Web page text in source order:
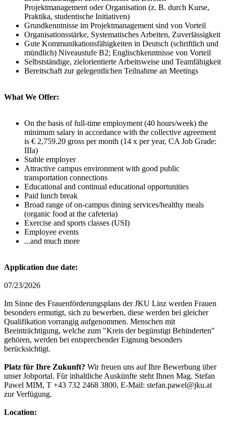
Projektmanagement oder Organisation (z. B. durch Kurse,
Praktika, studentische Initiativen)
Grundkenntnisse im Projektmanagement sind von Vorteil
Organisationsstärke, Systematisches Arbeiten, Zuverlässigkeit
Gute Kommunikationsfähigkeiten in Deutsch (schriftlich und
mündlich) Niveaustufe B2; Englischkenntnisse von Vorteil
Selbstständige, zielorientierte Arbeitsweise und Teamfähigkeit
Bereitschaft zur gelegentlichen Teilnahme an Meetings
What We Offer:
On the basis of full-time employment (40 hours/week) the
minimum salary in accordance with the collective agreement
is € 2,759.20 gross per month (14 x per year, CA Job Grade:
IIIa)
Stable employer
Attractive campus environment with good public
transportation connections
Educational and continual educational opportunities
Paid lunch break
Broad range of on-campus dining services/healthy meals
(organic food at the cafeteria)
Exercise and sports classes (USI)
Employee events
...and much more
Application due date:
07/23/2026
Im Sinne des Frauenförderungsplans der JKU Linz werden Frauen
besonders ermutigt, sich zu bewerben, diese werden bei gleicher
Qualifikation vorrangig aufgenommen. Menschen mit
Beeinträchtigung, welche zum "Kreis der begünstigt Behinderten"
gehören, werden bei entsprechender Eignung besonders
berücksichtigt.
Platz für Ihre Zukunft? Wir freuen uns auf Ihre Bewerbung über
unser Jobportal. Für inhaltliche Auskünfte steht Ihnen Mag. Stefan
Pawel MIM, T +43 732 2468 3800, E-Mail: stefan.pawel@jku.at
zur Verfügung.
Location: